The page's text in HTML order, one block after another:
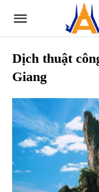
Dịch thuật
Giang